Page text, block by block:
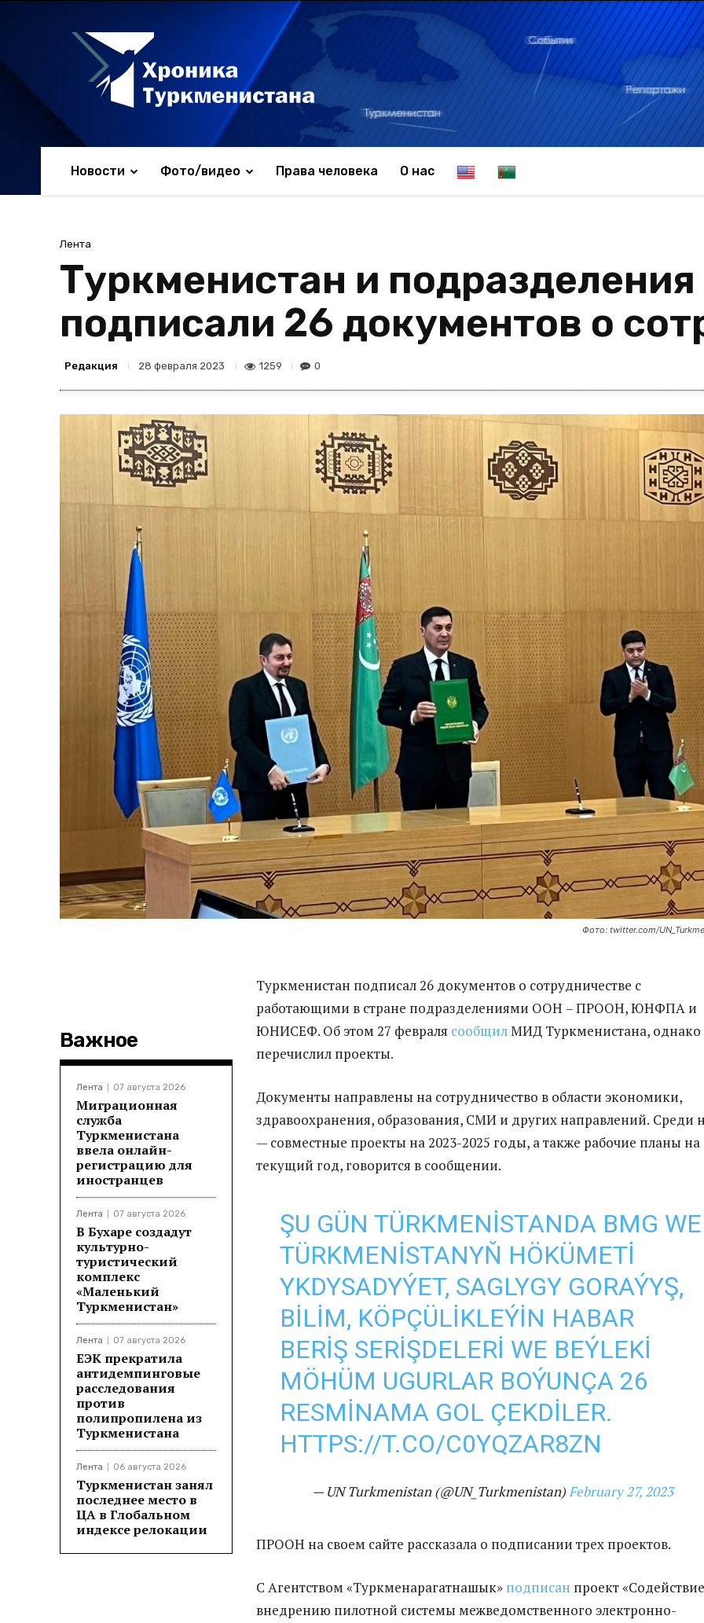
Новости Фото/видео Права человека О нас E
l
T
k
n
c
Лента
Туркменистан и
подписали 26 документов о
Редакция 28 февраля 2023 1259 0
Фото: twitter.com/
Важное
Лента 07 августа 2026
Миграционная
служба
Туркменистана
ввела онлайн-
регистрацию для
иностранцев
Лента 07 августа 2026
В Бухаре создадут
культурно-
туристический
комплекс
«Маленький
Туркменистан»
Лента 07 августа 2026
ЕЭК прекратила
антидемпинговые
расследования
против
полипропилена из
Туркменистана
Лента 06 августа 2026
Туркменистан занял
последнее место в
ЦА в Глобальном
индексе релокации
Туркменистан подписал 26 документов о сотрудничестве с
работающими в стране подразделениями ООН – ПРООН, ЮНФПА и
ЮНИСЕФ. Об этом 27 февраля сообщилМИД Туркменистана, однако
перечислил проекты.
Документы направлены на сотрудничество в области экономики,
здравоохранения, образования, СМИ и других направлений. Среди
— совместные проекты на 2023-2025 годы, а также рабочие планы на
текущий год, говорится в сообщении.
ŞU GÜN TÜRKMENISTANDA BMG WE
TÜRKMENISTANYŇ HÖKÜMETI
YKDYSADYÝET, SAGLYGY GORAÝYŞ,
BILIM, KÖPÇÜLIKLEÝIN HABAR
BERIŞ SERIŞDELERI WE BEÝLEKI
MÖHÜM UGURLAR BOÝUNÇA 26
RESMINAMA GOL ÇEKDILER.
HTTPS://T.CO/C0YQZAR8ZN
— UN Turkmenistan (@UN_Turkmenistan)February 27, 2023
ПРООН на своем сайте рассказала о подписании трех проектов.
С Агентством «Туркменарагатнашык» подписан проект «Содействие
внедрению пилотной системы межведомственного электронно-